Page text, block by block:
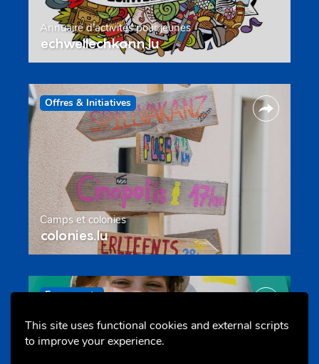
This site uses functional cookies and external scripts
to improve your experience.
Annuaire d’activités pour jeunes
echwellechkann.lu
Offres & Initiatives
Camps et colonies
colonies.lu
Evenements